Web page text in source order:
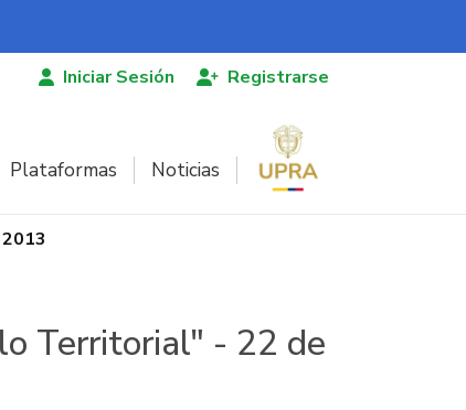
Iniciar Sesión Registrarse
Plataformas Noticias
Territorial" - 22 de